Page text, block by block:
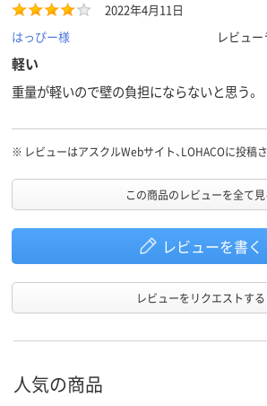
2022年4月11日
はっぴー様
レビュ
軽い
重量が軽いので壁の負担にならないと思う。
※ レビューはアスクルWebサイト、LOHACOに投稿
この商品のレビューを全て見
レビューを書く
レビューをリクエストする
人気の商品